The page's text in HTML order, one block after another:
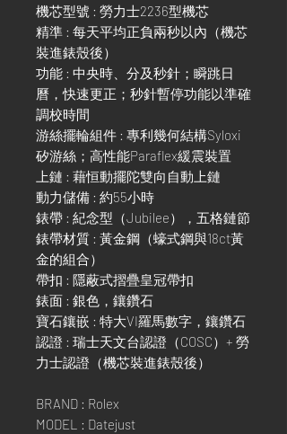
機芯型號 : 勞力士2236型機芯
精準 : 每天平均正負兩秒以內（機芯
裝進錶殼後）
功能 : 中央時、分及秒針；瞬跳日
曆，快速更正；秒針暫停功能以準確
調校時間
游絲擺輪組件 : 專利幾何結構Syloxi
矽游絲；高性能Paraflex緩震裝置
上鏈 : 藉恒動擺陀雙向自動上鏈
動力儲備 : 約55小時
錶帶 : 紀念型（Jubilee），五格鏈節
錶帶材質 : 黃金鋼（蠔式鋼與18ct黃
金的組合）
帶扣 : 隱蔽式摺疊皇冠帶扣
錶面 : 銀色，鑲鑽石
寶石鑲嵌 : 特大VI羅馬數字，鑲鑽石
認證 : 瑞士天文台認證（COSC）+ 勞
力士認證（機芯裝進錶殼後）
BRAND : Rolex
MODEL : Datejust